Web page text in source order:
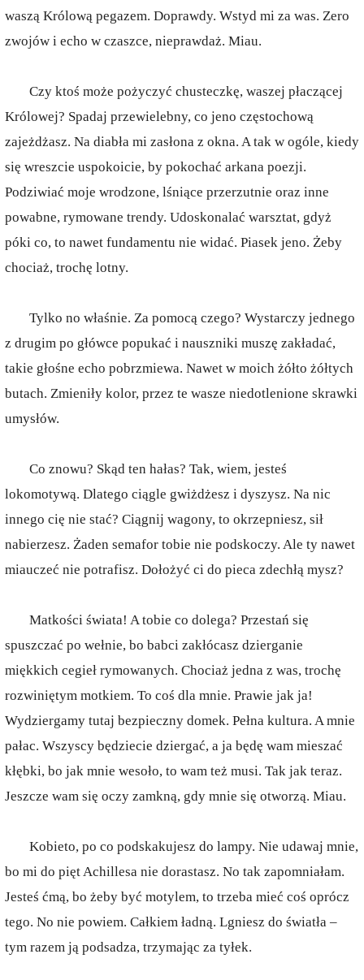
waszą Królową pegazem. Doprawdy. Wstyd mi za was. Zero
zwojów i echo w czaszce, nieprawdaż. Miau.
Czy ktoś może pożyczyć chusteczkę, waszej płaczącej
Królowej? Spadaj przewielebny, co jeno częstochową
zajeżdżasz. Na diabła mi zasłona z okna. A tak w ogóle, kiedy
się wreszcie uspokoicie, by pokochać arkana poezji.
Podziwiać moje wrodzone, lśniące przerzutnie oraz inne
powabne, rymowane trendy. Udoskonalać warsztat, gdyż
póki co, to nawet fundamentu nie widać. Piasek jeno. Żeby
chociaż, trochę lotny.
Tylko no właśnie. Za pomocą czego? Wystarczy jednego
z drugim po główce popukać i nauszniki muszę zakładać,
takie głośne echo pobrzmiewa. Nawet w moich żółto żółtych
butach. Zmieniły kolor, przez te wasze niedotlenione skrawki
umysłów.
Co znowu? Skąd ten hałas? Tak, wiem, jesteś
lokomotywą. Dlatego ciągle gwiżdżesz i dyszysz. Na nic
innego cię nie stać? Ciągnij wagony, to okrzepniesz, sił
nabierzesz. Żaden semafor tobie nie podskoczy. Ale ty nawet
miauczeć nie potrafisz. Dołożyć ci do pieca zdechłą mysz?
Matkości świata! A tobie co dolega? Przestań się
spuszczać po wełnie, bo babci zakłócasz dzierganie
miękkich cegieł rymowanych. Chociaż jedna z was, trochę
rozwiniętym motkiem. To coś dla mnie. Prawie jak ja!
Wydziergamy tutaj bezpieczny domek. Pełna kultura. A mnie
pałac. Wszyscy będziecie dziergać, a ja będę wam mieszać
kłębki, bo jak mnie wesoło, to wam też musi. Tak jak teraz.
Jeszcze wam się oczy zamkną, gdy mnie się otworzą. Miau.
Kobieto, po co podskakujesz do lampy. Nie udawaj mnie,
bo mi do pięt Achillesa nie dorastasz. No tak zapomniałam.
Jesteś ćmą, bo żeby być motylem, to trzeba mieć coś oprócz
tego. No nie powiem. Całkiem ładną. Lgniesz do światła –
tym razem ją podsadza, trzymając za tyłek.